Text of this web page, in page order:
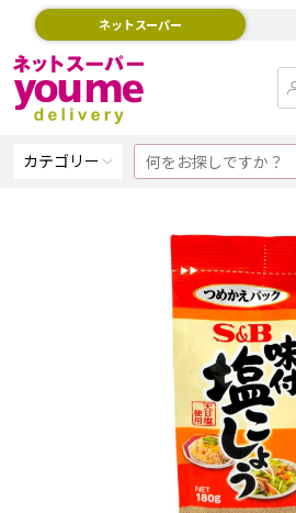
ネットスーパー
カテゴリー